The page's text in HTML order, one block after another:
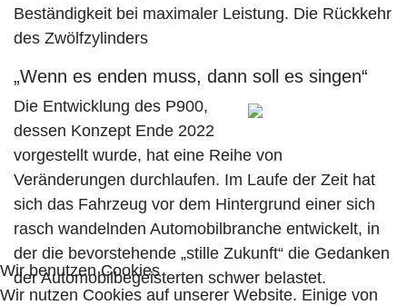
Beständigkeit bei maximaler Leistung. Die Rückkehr
des Zwölfzylinders
„Wenn es enden muss, dann soll es singen“
Die Entwicklung des P900,
dessen Konzept Ende 2022
vorgestellt wurde, hat eine Reihe von
Veränderungen durchlaufen. Im Laufe der Zeit hat
sich das Fahrzeug vor dem Hintergrund einer sich
rasch wandelnden Automobilbranche entwickelt, in
der die bevorstehende „stille Zukunft“ die Gedanken
der Automobilbegeisterten schwer belastet.
Wir benutzen Cookies
Wir nutzen Cookies auf unserer Website. Einige von